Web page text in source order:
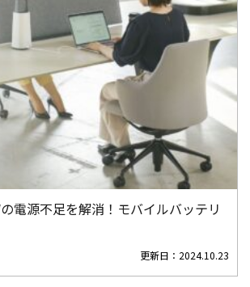
の電源不足を解消！モバイルバッテリ
更新日： 2024.10.23